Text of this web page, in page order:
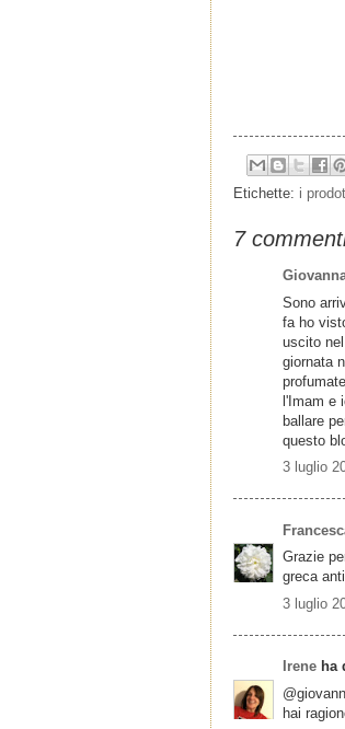
Etichette: i
7
Sono
fa ho
uscito
giornata
l'Imam e
ballare
questo
3 luglio
Grazie
greca
3 luglio
Irene ha
hai